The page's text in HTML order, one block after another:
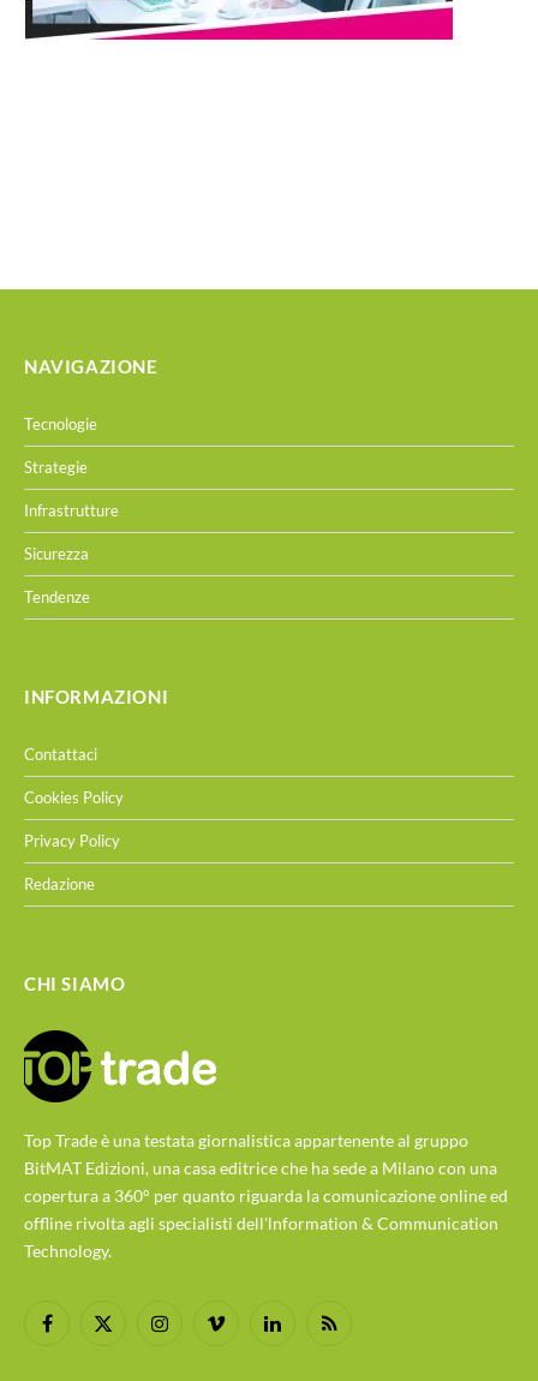
NAVIGAZIONE
Tecnologie
Strategie
Infrastrutture
Sicurezza
Tendenze
INFORMAZIONI
Contattaci
Cookies Policy
Privacy Policy
Redazione
CHI SIAMO
Top Trade è una testata giornalistica appartenente al gruppo
BitMAT Edizioni, una casa editrice che ha sede a Milano con una
copertura a 360° per quanto riguarda la comunicazione online ed
offline rivolta agli specialisti dell'lnformation & Communication
Technology.
Facebook
X
InstagramVimeo LinkedInRSS